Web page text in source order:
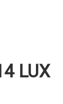
LUX